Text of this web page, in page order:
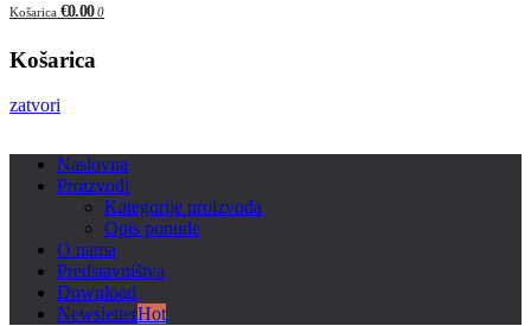
Košarica €0.00 0
Košarica
zatvori
Naslovna
Proizvodi
Kategorije proizvoda
Opis ponude
O nama
Predstavništva
Download
NewsletterHot